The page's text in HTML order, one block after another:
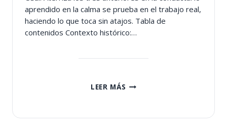
aprendido en la calma se prueba en el trabajo real,
haciendo lo que toca sin atajos. Tabla de
contenidos Contexto histórico:…
LEER MÁS CUARTO
REIKI